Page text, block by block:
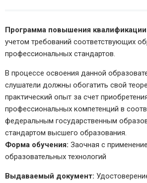
Программа повышения квалификации
учетом требований соответствующих
профессиональных стандартов.
В процессе освоения данной
слушатели должны обогатить свой
практический опыт за счет
профессиональных компетенций в
федеральным государственным
стандартом высшего образования.
Форма обучения: Заочная с
образовательных технологий
Выдаваемый документ: